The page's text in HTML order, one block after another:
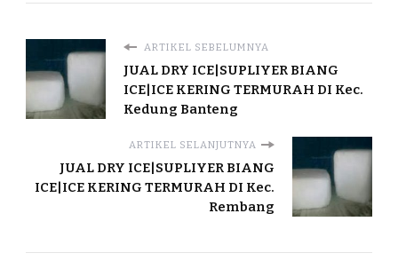
ARTIKEL SEBELUMNYA
JUAL DRY ICE|SUPLIYER BIANG
ICE|ICE KERING TERMURAH DI Kec.
Kedung Banteng
ARTIKEL SELANJUTNYA
JUAL DRY ICE|SUPLIYER BIANG
ICE|ICE KERING TERMURAH DI Kec.
Rembang